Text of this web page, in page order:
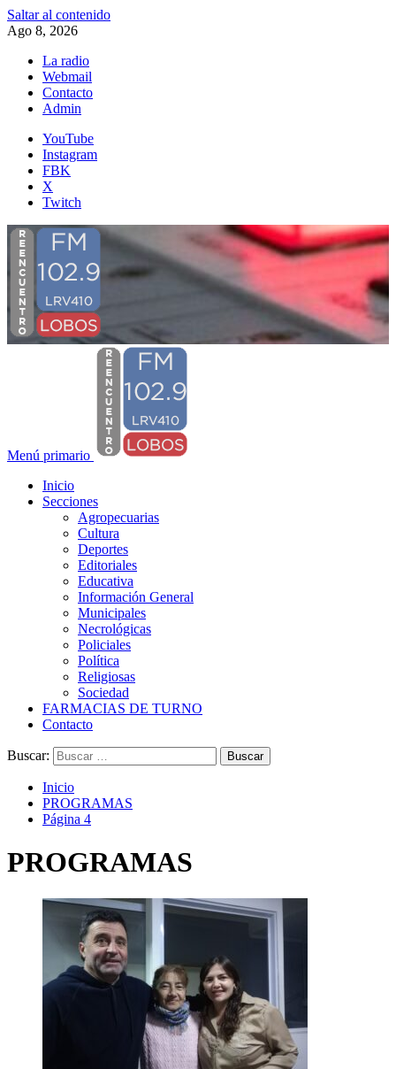
Saltar al contenido
Ago 8, 2026
La radio
Webmail
Contacto
Admin
YouTube
Instagram
FBK
X
Twitch
Menú primario
Inicio
Secciones
Agropecuarias
Cultura
Deportes
Editoriales
Educativa
Información General
Municipales
Necrológicas
Policiales
Política
Religiosas
Sociedad
FARMACIAS DE TURNO
Contacto
Buscar:
Inicio
PROGRAMAS
Página 4
PROGRAMAS